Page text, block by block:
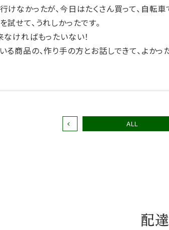
けなかったが、今日はたくさん買って、自転車
試せて、うれしかったです。
なければもったいない！
る商品の、作り手の方とお話しできて、よかっ
ALL
配